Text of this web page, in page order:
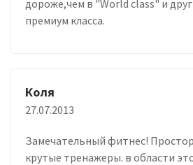
дороже,чем в "World class" и
премиум класса.
Коля
27.07.2013
Замечательный фитнес!
крутые тренажеры. в области